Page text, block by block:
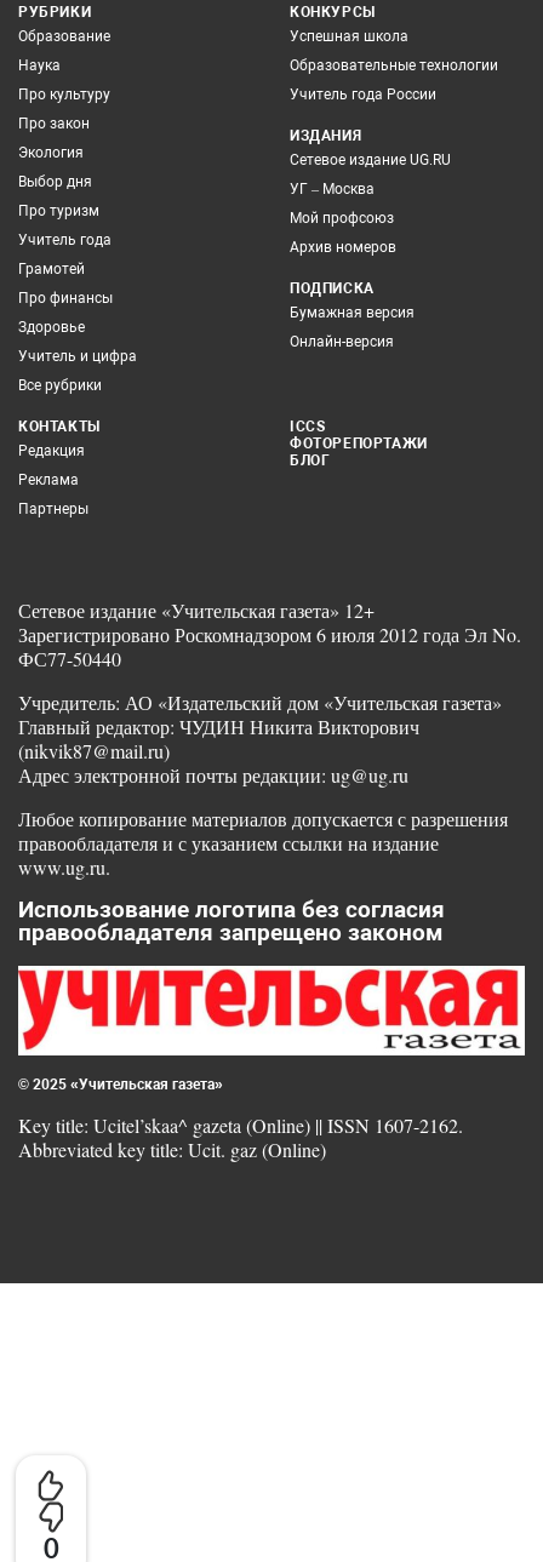
0
РУБРИКИ
Образование
Наука
Про культуру
Про закон
Экология
Выбор дня
Про туризм
Учитель года
Грамотей
Про финансы
Здоровье
Учитель и цифра
Все рубрики
КОНКУРСЫ
Успешная школа
Образовательные технологии
Учитель года России
ИЗДАНИЯ
Сетевое издание UG.RU
УГ – Москва
Мой профсоюз
Архив номеров
ПОДПИСКА
Бумажная версия
Онлайн-версия
КОНТАКТЫ
Редакция
Реклама
Партнеры
ICCS
ФОТОРЕПОРТАЖИ
БЛОГ
Сетевое издание «Учительская газета» 12+
Зарегистрировано Роскомнадзором 6 июля 2012 года Эл No.
ФС77-50440
Учредитель: АО «Издательский дом «Учительская газета»
Главный редактор: ЧУДИН Никита Викторович
(nikvik87@mail.ru)
Адрес электронной почты редакции: ug@ug.ru
Любое копирование материалов допускается с разрешения
правообладателя и с указанием ссылки на издание
www.ug.ru.
Использование логотипа без согласия
правообладателя запрещено законом
© 2025 «Учительская газета»
Key title: Ucitel’skaa^ gazeta (Online) || ISSN 1607-2162.
Abbreviated key title: Ucit. gaz (Online)